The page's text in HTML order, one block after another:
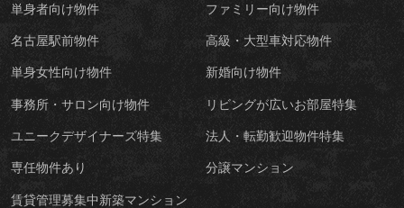
単身者向け物件 ファミリー向け物件
名古屋駅前物件 高級・大型車対応物件
単身女性向け物件 新婚向け物件
事務所・サロン向け物件 リビングが広いお部屋特集
ユニークデザイナーズ特集 法人・転勤歓迎物件特集
専任物件あり 分譲マンション
賃貸管理募集中新築マンション